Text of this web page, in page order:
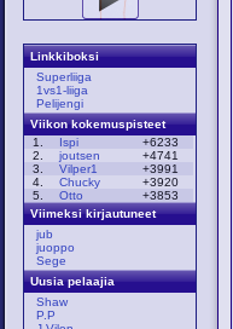
Linkkiboksi
Superliiga
1vs1-liiga
Pelijengi
Viikon kokemuspisteet
1.
Ispi
+6233
2.
joutsen
+4741
3.
Vilper1
+3991
4.
Chucky
+3920
5.
Otto
+3853
Viimeksi kirjautuneet
jub
juoppo
Sege
Uusia pelaajia
Shaw
P.P